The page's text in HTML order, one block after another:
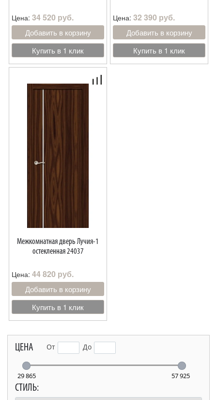
Цена: 34 520 руб.
Добавить в корзину
Купить в 1 клик
Цена: 32 390 руб.
Добавить в корзину
Купить в 1 клик
Межкомнатная дверь Лучия-1
остекленная 24037
Цена: 44 820 руб.
Добавить в корзину
Купить в 1 клик
ЦЕНА От До
29 865 57 925
СТИЛЬ: